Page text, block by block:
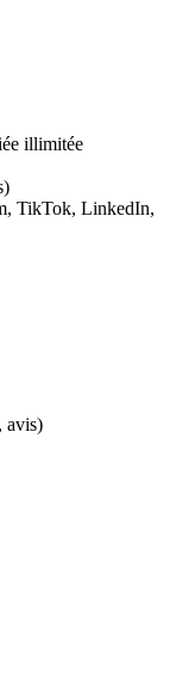
illimitée
TikTok, LinkedIn,
avis)